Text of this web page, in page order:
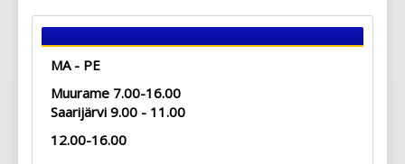
MA - PE
Muurame 7.00-16.00
Saarijärvi 9.00 - 11.00
12.00-16.00